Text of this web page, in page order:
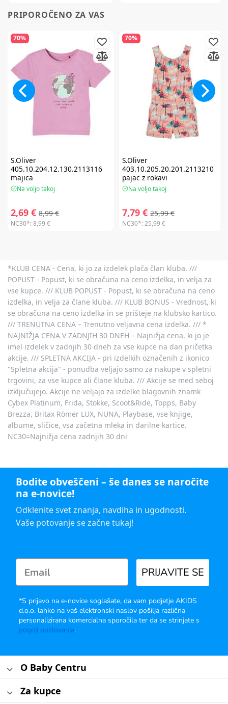
PRIPOROČENO ZA VAS
70%
S.Oliver
405.10.204.12.130.2113116
majica
Na voljo takoj
2,69 € 8,99 €
NC30*:8,99 €
70%
S.Oliver
403.10.205.20.201.2113210
pajac z rokavi
Na voljo takoj
7,79 € 25,99 €
NC30*:25,99 €
*KLUB CENA - Cena, ki jo za izdelek plača član kluba. ///
POPUST - Popust, ki se obračuna na ceno izdelka, in velja za
vse kupce. /// KLUB POPUST - Popust, ki se obračuna na ceno
izdelka, in velja za člane kluba. /// KLUB BONUS - Vrednost, ki
se obračuna na ceno izdelka in se prišteje na klubsko kartico.
/// TRENUTNA CENA – Trenutno veljavna cena izdelka. /// *
NAJNIŽJA CENA V ZADNJIH 30 DNEH – Najnižja cena, ki jo je
imel izdelek v zadnjih 30 dneh za vse kupce na dan pričetka
akcije. /// SPLETNA AKCIJA - pri izdelkih označenih z ikonico
"Spletna akcija" - ponudba veljajo samo za nakupe v spletni
trgovini, za vse kupce ali člane kluba. /// Akcije se med seboj
izključujejo. Akcije ne veljajo za izdelke blagovnih znamk
Cybex Platinum, Frida, Stokke, Scoot&Ride, Topps, Baby
Brezza, Britax Römer LUX, NUNA, Playbase, vse knjige,
albume, sličice, vsa začetna mleka in darilne kartice.
NC30=Najnižja cena zadnjih 30 dni
Bodite obveščeni – še danes se naročite
na e-novice!
Odklenite svet znanja, navdiha in ugodnosti.
Vaše potovanje se začne tukaj!
PRIJAVITE SE
*S prijavo na e-novice soglašate, da vam podjetje AKIDS
d.o.o. lahko na vaš elektronski naslov pošilja različna
personalizirana komercialna sporočila ter da se strinjate s
pogoji poslovanja.
O Baby Centru
Za kupce